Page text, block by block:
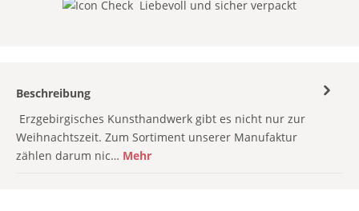
Liebevoll und sicher verpackt
Beschreibung
Erzgebirgisches Kunsthandwerk gibt es nicht nur zur
Weihnachtszeit. Zum Sortiment unserer Manufaktur
zählen darum nic… Mehr